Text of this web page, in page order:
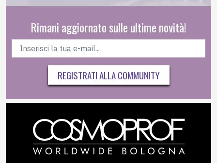
Rimani aggiornato sulle ultime novità!
REGISTRATI ALLA COMMUNITY